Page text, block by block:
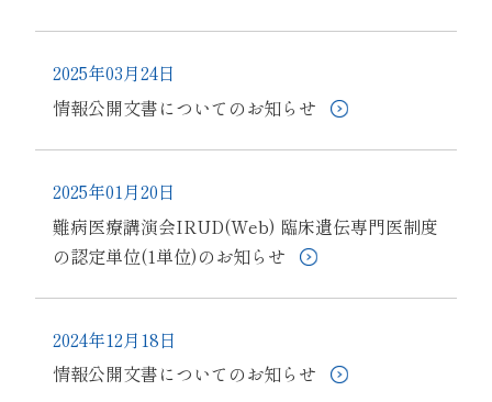
2025年03月24日
情報公開文書についてのお知らせ
2025年01月20日
難病医療講演会IRUD(Web) 臨床遺伝専門医制度
の認定単位(1単位)のお知らせ
2024年12月18日
情報公開文書についてのお知らせ